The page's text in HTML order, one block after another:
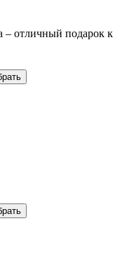
– отличный подарок к